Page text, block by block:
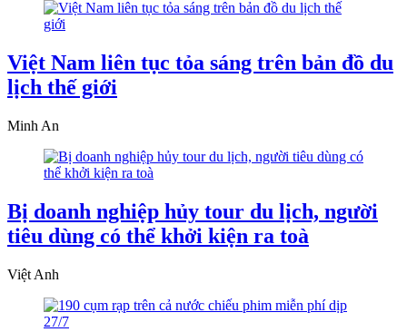
Việt Nam liên tục tỏa sáng trên bản đồ du
lịch thế giới
Minh An
Bị doanh nghiệp hủy tour du lịch, người
tiêu dùng có thể khởi kiện ra toà
Việt Anh